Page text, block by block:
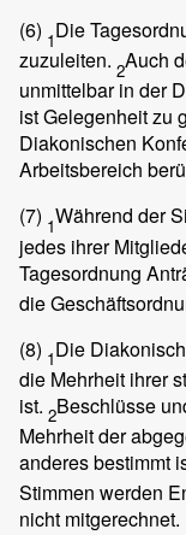
(6) 1Die
zuzuleiten. 2Auch
unmittelbar in der
ist Gelegenheit zu
Diakonischen
Arbeitsbereich
(7) 1Während der
jedes ihrer
Tagesordnung
die
(8) 1Die
die Mehrheit ihrer
ist. 2Beschlüsse
Mehrheit der
anderes bestimmt
Stimmen werden
nicht mitgerechnet.